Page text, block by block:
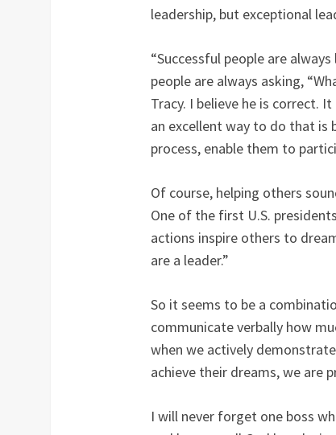
leadership, but exceptional
“Successful people are
people are always asking,
Tracy. I believe he is correct.
an excellent way to do that is
process, enable them to
Of course, helping others
One of the first U.S.
actions inspire others to
are a leader.”
So it seems to be a
communicate verbally how
when we actively
achieve their dreams, we are
I will never forget one boss